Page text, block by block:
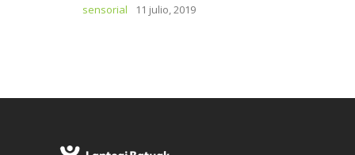
sensorial
11 julio, 2019